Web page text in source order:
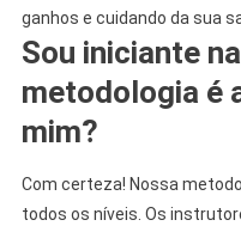
ganhos e cuidando da sua
Sou iniciante
metodologia é
mim?
Com certeza! Nossa
todos os níveis. Os